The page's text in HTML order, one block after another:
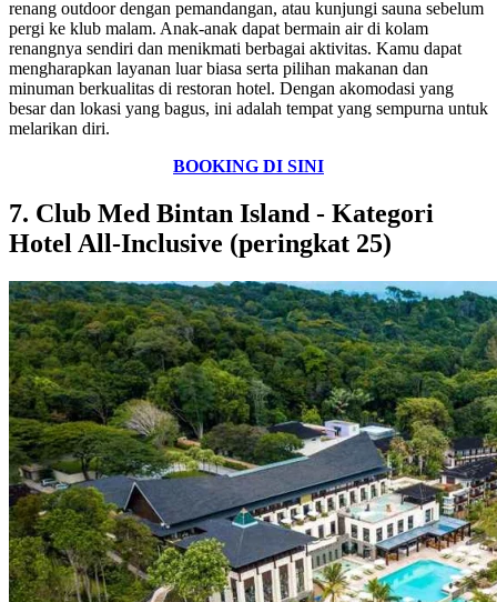
renang outdoor dengan pemandangan, atau kunjungi sauna sebelum
pergi ke klub malam. Anak-anak dapat bermain air di kolam
renangnya sendiri dan menikmati berbagai aktivitas. Kamu dapat
mengharapkan layanan luar biasa serta pilihan makanan dan
minuman berkualitas di restoran hotel. Dengan akomodasi yang
besar dan lokasi yang bagus, ini adalah tempat yang sempurna untuk
melarikan diri.
BOOKING DI SINI
7. Club Med Bintan Island - Kategori
Hotel All-Inclusive (peringkat 25)